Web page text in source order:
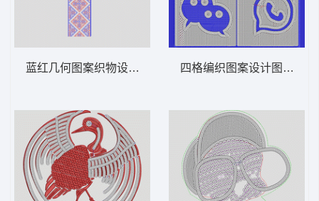
蓝红几何图案织物设计 十字绣条码四格编织图案设计图 网络